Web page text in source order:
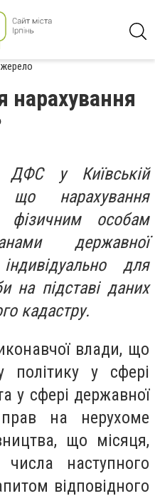
нарахування
ДФС у Київській
що нарахування
фізичним особам
державної
для
на підставі даних
кадастру.
влади, що
політику у сфері
у сфері державної
прав на нерухоме
що місяця,
наступного
відповідного